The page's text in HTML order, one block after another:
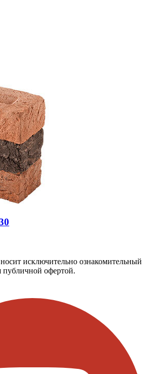
исключительно ознакомительный
публичной офертой.